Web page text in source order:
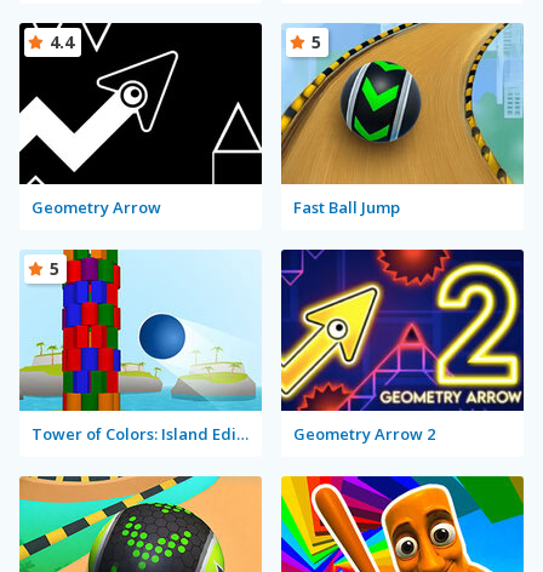
Geometry Arrow
4.4
Fast Ball Jump
5
Tower of Colors: Island Edition
5
Geometry Arrow 2